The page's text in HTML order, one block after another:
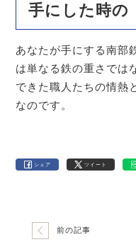
手にした時の
あなたが手にする南部
は単なる鉄の重さでは
できた職人たちの情熱
なのです。
シェア ツイート
前の記事